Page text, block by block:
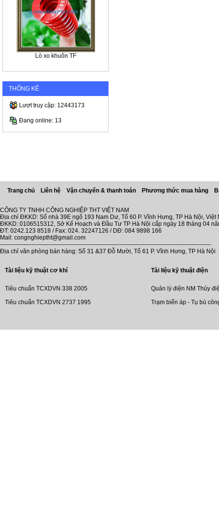
Lò xo khuôn TF
THỐNG KÊ
Lượt truy cập: 12443173
Đang online: 13
Trang chủ Liên hệ Vận chuyển & thanh toán Phương thức mua hàng
CÔNG TY TNHH CÔNG NGHIỆP THT VIỆT NAM
Địa chỉ ĐKKD: Số nhà 39E ngõ 193 Nam Dư, Tổ 60 P. Vĩnh Hưng, TP Hà Nội, Việt
ĐKKD: 0106515312, Sở Kế Hoạch và Đầu Tư TP Hà Nội cấp ngày 18 tháng 04
ĐT: 0242.123 8518 / Fax: 024. 32247126 / DĐ: 084 9898 166
Mail: congnghieptht@gmail.com
------------------------------------------------------------------------------------------------------------
Địa chỉ văn phòng bán hàng: Số 31 &37 Đỗ Mười, Tổ 61 P. Vĩnh Hưng, TP Hà Nội
Tài liệu kỹ thuật cơ khí
Tiêu chuẩn TCXDVN 338 2005
Tiêu chuẩn TCXDVN 2737 1995
Tài liệu kỹ thuật điện
Quản lý điện NM Thủy
Trạm biến áp - Tụ bù